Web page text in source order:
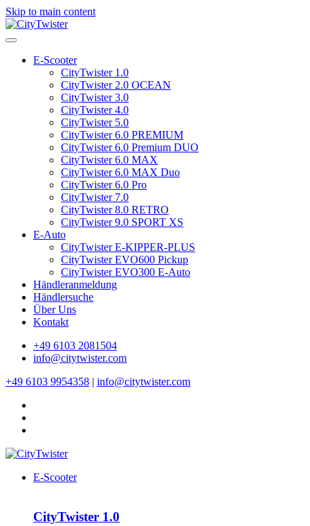
Skip to main content
E-Scooter
CityTwister 1.0
CityTwister 2.0 OCEAN
CityTwister 3.0
CityTwister 4.0
CityTwister 5.0
CityTwister 6.0 PREMIUM
CityTwister 6.0 Premium DUO
CityTwister 6.0 MAX
CityTwister 6.0 MAX Duo
CityTwister 6.0 Pro
CityTwister 7.0
CityTwister 8.0 RETRO
CityTwister 9.0 SPORT XS
E-Auto
CityTwister E-KIPPER-PLUS
CityTwister EVO600 Pickup
CityTwister EVO300 E-Auto
Händleranmeldung
Händlersuche
Über Uns
Kontakt
+49 6103 2081504
info@citytwister.com
+49 6103 9954358 | info@citytwister.com
E-Scooter
CityTwister 1.0